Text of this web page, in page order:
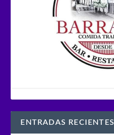
ENTRADAS RECIENTES